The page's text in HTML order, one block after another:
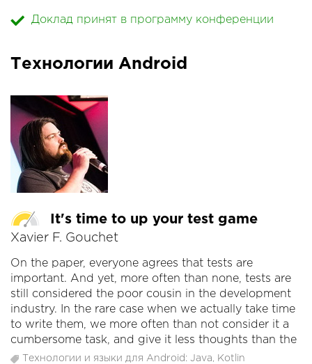
* Оценка качества.
Доклад принят в программу конференции
Технологии Android
It's time to up your test game
Xavier F. Gouchet
On the paper, everyone agrees that tests are
important. And yet, more often than none, tests are
still considered the poor cousin in the development
industry. In the rare case when we actually take time
to write them, we more often than not consider it a
cumbersome task, and give it less thoughts than the
"real code".
Технологии и языки для Android: Java, Kotlin